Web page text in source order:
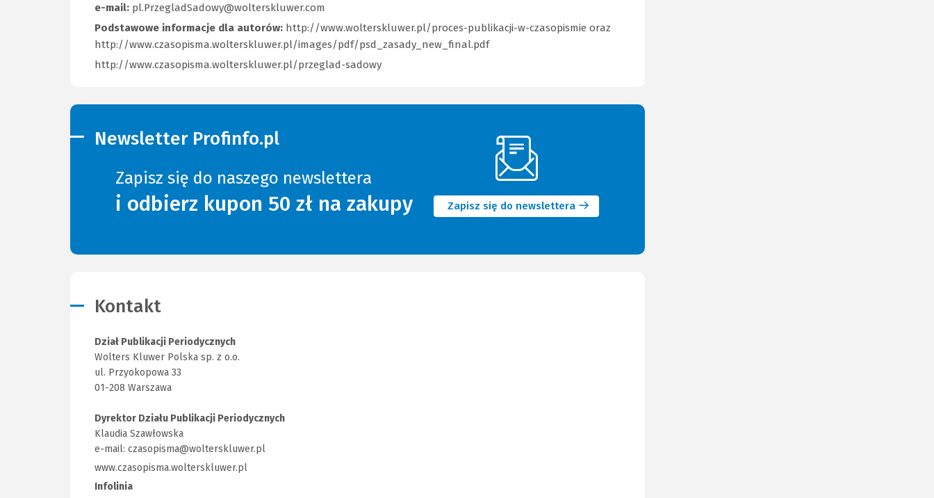
e-mail: pl.PrzegladSadowy@wolterskluwer.com
Podstawowe informacje dla autorów: http://www.wolterskluwer.pl/proces-publikacji-w-czasopismie (Link
oraz
http://www.czasopisma.wolterskluwer.pl/images/pdf/psd_zasady_new_final.pdf(Link
http://www.czasopisma.wolterskluwer.pl/przeglad-sadowy
Newsletter Profinfo.pl
Zapisz się do naszego newslettera
i odbierz kupon 50 zł na zakupy Zapisz się do newslettera
okno)
Kontakt
Dział Publikacji Periodycznych
Wolters Kluwer Polska sp. z o.o.
ul. Przyokopowa 33
01-208 Warszawa
Dyrektor Działu Publikacji Periodycznych
Klaudia Szawłowska
e-mail: czasopisma@wolterskluwer.pl
www.czasopisma.wolterskluwer.pl
Infolinia